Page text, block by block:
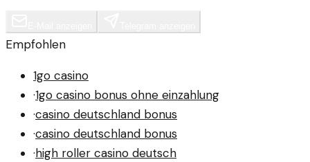
Empfohlen
1go casino
·1go casino bonus ohne einzahlung
·casino deutschland bonus
·casino deutschland bonus
·high roller casino deutsch